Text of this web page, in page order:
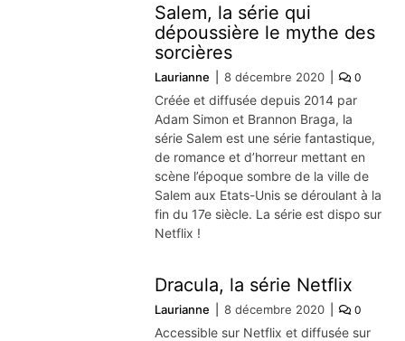
Salem, la série qui
dépoussière le mythe des
sorcières
Laurianne 8 décembre 2020 0
Créée et diffusée depuis 2014 par
Adam Simon et Brannon Braga, la
série Salem est une série fantastique,
de romance et d’horreur mettant en
scène l’époque sombre de la ville de
Salem aux Etats-Unis se déroulant à la
fin du 17e siècle. La série est dispo sur
Netflix !
Dracula, la série Netflix
Laurianne 8 décembre 2020 0
Accessible sur Netflix et diffusée sur